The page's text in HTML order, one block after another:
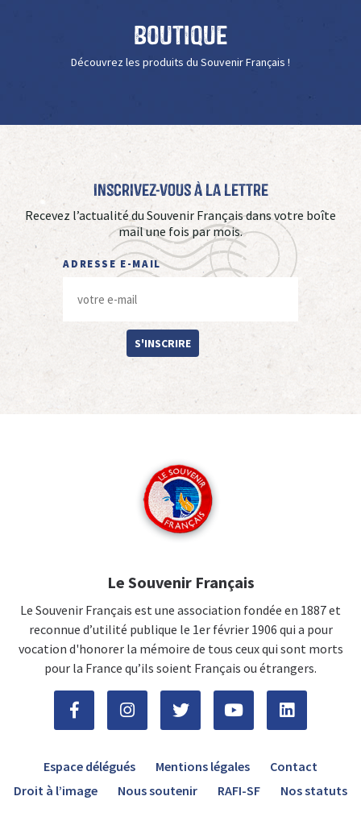
Boutique
Découvrez les produits du Souvenir Français !
Inscrivez-vous à La Lettre
Recevez l’actualité du Souvenir Français dans votre boîte
mail une fois par mois.
ADRESSE E-MAIL
S'INSCRIRE
Le Souvenir Français
Le Souvenir Français est une association fondée en 1887 et
reconnue d’utilité publique le 1er février 1906 qui a pour
vocation d'honorer la mémoire de tous ceux qui sont morts
pour la France qu’ils soient Français ou étrangers.
Espace délégués Mentions légales
Contact
Droit à l’image
Nous soutenir RAFI-SF Nos statuts